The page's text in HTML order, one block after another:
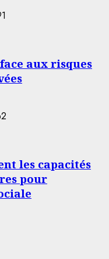
aux risques
les capacités
pour